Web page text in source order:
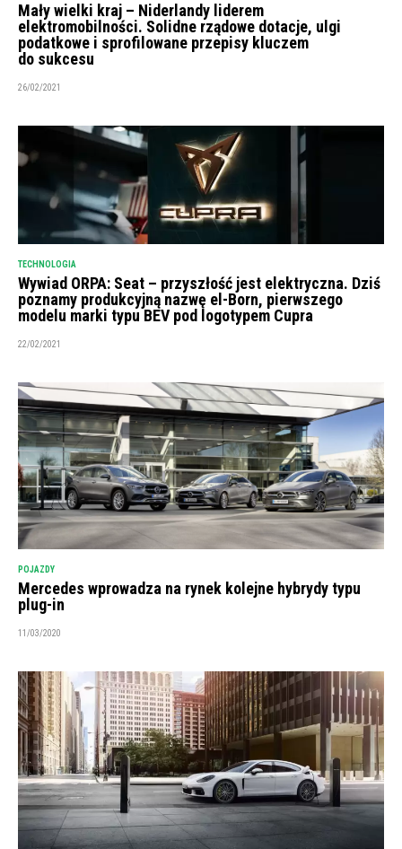
Mały wielki kraj – Niderlandy liderem
elektromobilności. Solidne rządowe dotacje, ulgi
podatkowe i sprofilowane przepisy kluczem
do sukcesu
26/02/2021
TECHNOLOGIA
Wywiad ORPA: Seat – przyszłość jest elektryczna. Dziś
poznamy produkcyjną nazwę el-Born, pierwszego
modelu marki typu BEV pod logotypem Cupra
22/02/2021
POJAZDY
Mercedes wprowadza na rynek kolejne hybrydy typu
plug-in
11/03/2020